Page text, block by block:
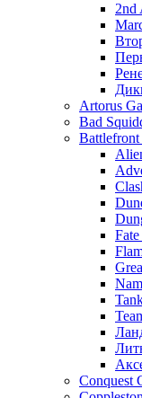
2nd
Artorus
Bad
Nam
Conquest